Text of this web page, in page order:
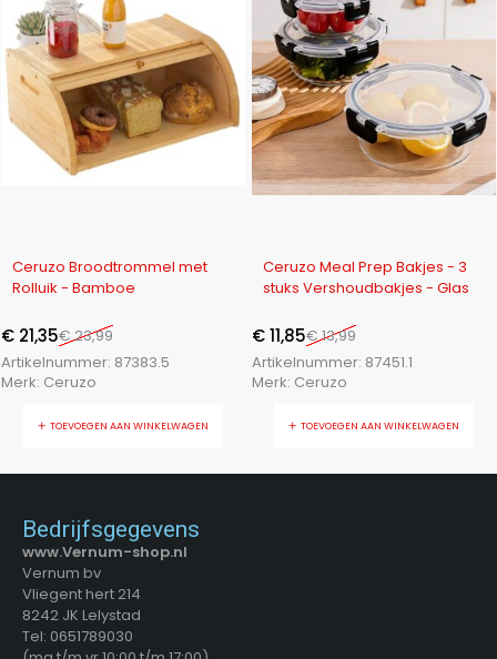
-11%
Ceruzo Broodtrommel met
Rolluik - Bamboe
€23,99
€ 21,35
Artikelnummer: 87383.5
Merk: Ceruzo
TOEVOEGEN AAN WINKELWAGEN
-15%
Ceruzo Meal Prep Bakjes - 3
stuks Vershoudbakjes - Glas
€13,99
€11,85
Artikelnummer: 87451.1
Merk: Ceruzo
TOEVOEGEN AAN WINKELWAGEN
Bedrijfsgegevens
www.Vernum-shop.nl
Vernum bv
Vliegent hert 214
8242 JK Lelystad
Tel: 0651789030